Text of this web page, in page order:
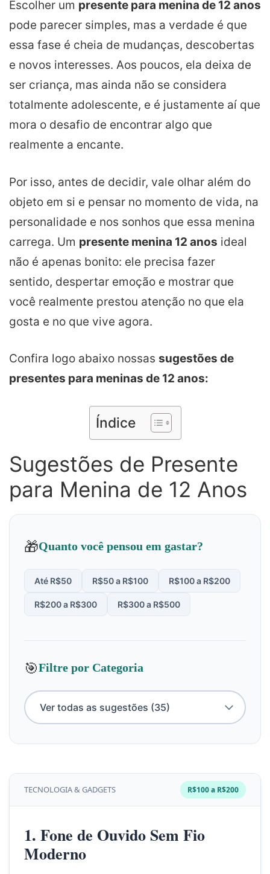
Escolher um presente para menina de 12 anos
pode parecer simples, mas a verdade é que
essa fase é cheia de mudanças, descobertas
e novos interesses. Aos poucos, ela deixa de
ser criança, mas ainda não se considera
totalmente adolescente, e é justamente aí que
mora o desafio de encontrar algo que
realmente a encante.
Por isso, antes de decidir, vale olhar além do
objeto em si e pensar no momento de vida, na
personalidade e nos sonhos que essa menina
carrega. Um presente menina 12 anos ideal
não é apenas bonito: ele precisa fazer
sentido, despertar emoção e mostrar que
você realmente prestou atenção no que ela
gosta e no que vive agora.
Confira logo abaixo nossas sugestões de
presentes para meninas de 12 anos:
Índice
Sugestões de Presente
para Menina de 12 Anos
🎁Quanto você pensou em gastar?
Até R$50 R$50 a R$100 R$100 a R$200
R$200 a R$300 R$300 a R$500
🎯Filtre por Categoria
TECNOLOGIA & GADGETS R$100 a R$200
1. Fone de Ouvido Sem Fio
Moderno